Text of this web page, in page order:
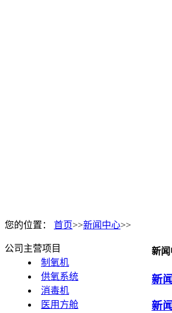
您的位置： 首页>>新闻中心>>
新
新
新
公司主营项目
制氧机
供氧系统
消毒机
医用方舱